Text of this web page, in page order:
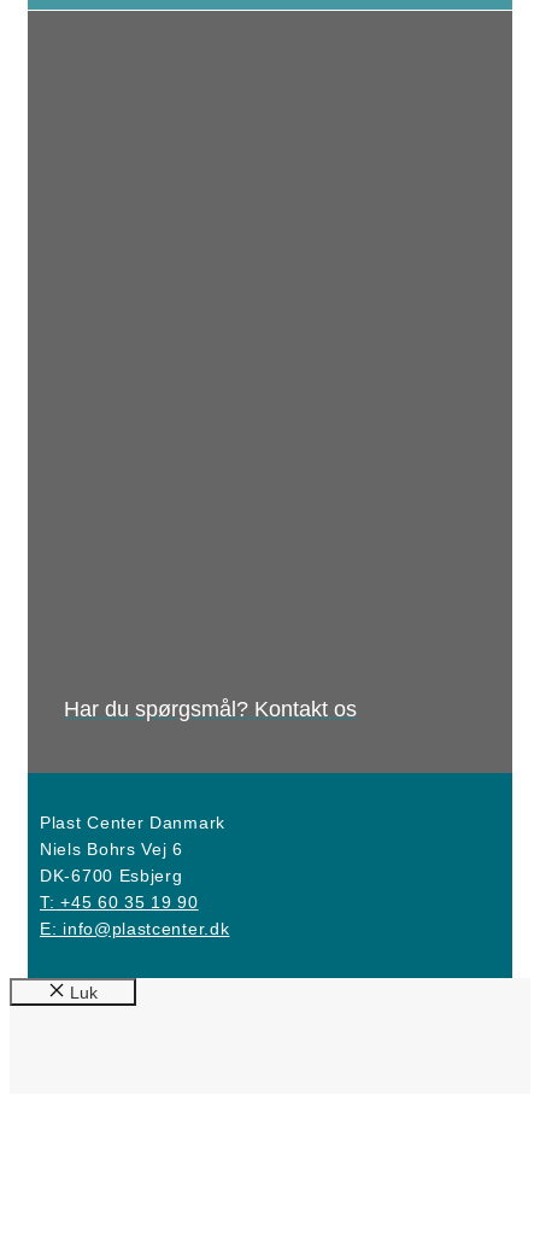
Har du spørgsmål? Kontakt os
Plast Center Danmark
Niels Bohrs Vej 6
DK-6700 Esbjerg
T: +45 60 35 19 90
E: info@plastcenter.dk
Luk